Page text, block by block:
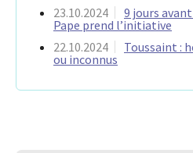
23.10.2024
9 jours
Pape prend l’initiative
22.10.2024
Toussaint :
ou inconnus